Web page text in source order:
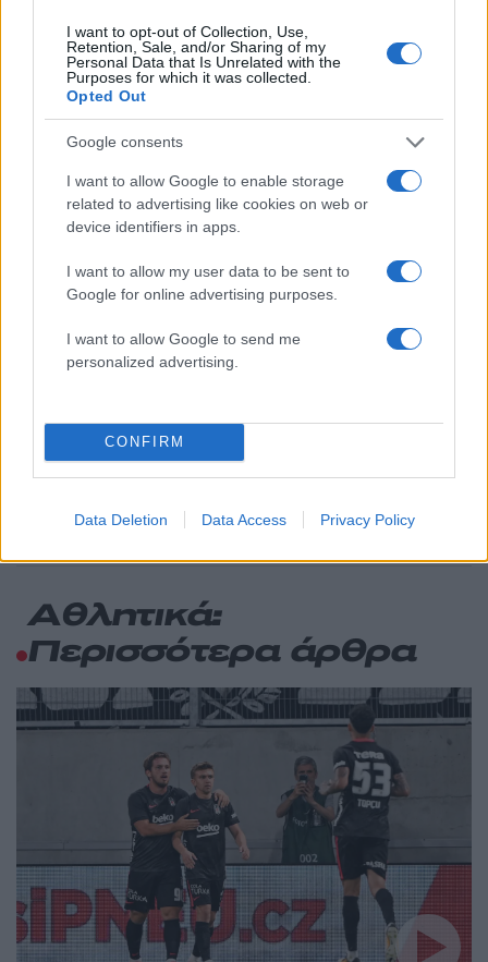
I want to opt-out of Collection, Use,
Retention, Sale, and/or Sharing of my
Personal Data that Is Unrelated with the
Purposes for which it was collected.
Opted Out
Google consents
I want to allow Google to enable storage
related to advertising like cookies on web or
device identifiers in apps.
I want to allow my user data to be sent to
Google for online advertising purposes.
I want to allow Google to send me
personalized advertising.
CONFIRM
Data Deletion Data Access Privacy Policy
Πιο σχολιασμένα
Μητσοτάκης στην υπογραφή συμφωνίας
για την ηλεκτρική διασύνδεση Ελλάδας –
Κύπρου: «Ισχυρή ψήφος εμπιστοσύνης» η
είσοδος της Meridiam στην GSI
Canadair 515: Οι πρώτες εικόνες από την
κατασκευή του αεροσκάφους που θα
επιχειρεί και τη νύχτα στα μέτωπα της
φωτιάς
Αυγερινός, Μουτσάτσου και ακόμη 20
πρώην στελέχη κατά Καρυστιανού: «Δεν
αποχωρήσαμε για καρέκλες», αιχμές για
Το πολωμένο μελτέμι που τροφοδότησε
χρόνων»
51 Κρανίου τόπος το Πόρτο Γερμενό μετά το
καταστροφικό πέρασμα της φωτιάς –
Αθλητικά:
Περισσότερα άρθρα